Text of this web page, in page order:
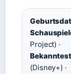
Project) ·
(Disney+) ·